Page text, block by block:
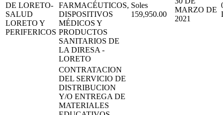
DE LORETO-
SALUD
LORETO Y
PERIFERICOS
FARMACÉUTICOS,
DISPOSITIVOS
MÉDICOS Y
PRODUCTOS
SANITARIOS DE
LA DIRESA -
LORETO
Soles
159,950.00
MARZO DE
2021
CONTRATACION
DEL SERVICIO DE
DISTRIBUCION
Y/O ENTREGA DE
MATERIALES